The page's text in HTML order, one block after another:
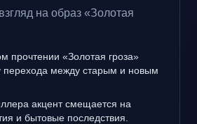
на образ «Золотая
прочтении «Золотая гроза»
перехода между старым и новым
акцент смещается на
и бытовые последствия.